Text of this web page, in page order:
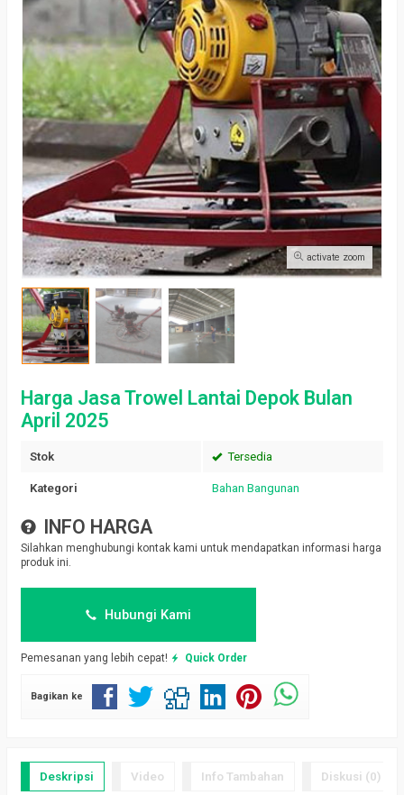
activate zoom
Harga Jasa Trowel Lantai Depok Bulan
April 2025
Stok Tersedia
Kategori Bahan Bangunan
INFO HARGA
Silahkan menghubungi kontak kami untuk mendapatkan informasi harga
produk ini.
Hubungi Kami
Pemesanan yang lebih cepat! Quick Order
Bagikan ke
Deskripsi Video Info Tambahan Diskusi (0)